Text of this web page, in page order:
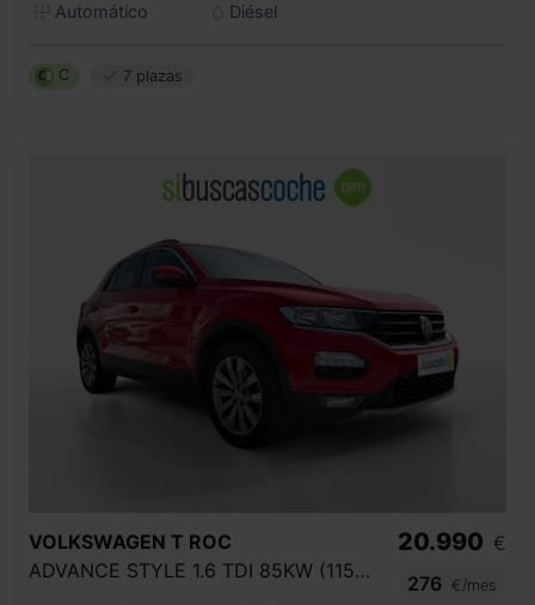
Automático Diésel
C 7 plazas
VOLKSWAGEN T ROC
ADVANCE STYLE 1.6 TDI 85KW (115CV)
20.990 €
276
€/mes